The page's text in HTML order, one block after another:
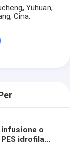
Yuhuan,
Cina.
o
idrofila